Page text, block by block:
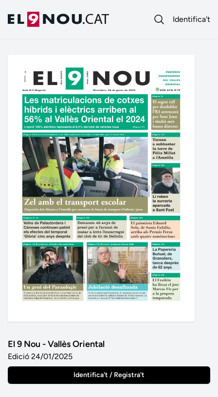
Identifica't
El 9 Nou - Vallès Oriental
Edició 24/01/2025
Identifica't / Registra't